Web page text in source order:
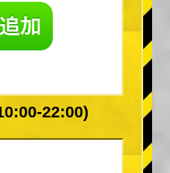
22:00)